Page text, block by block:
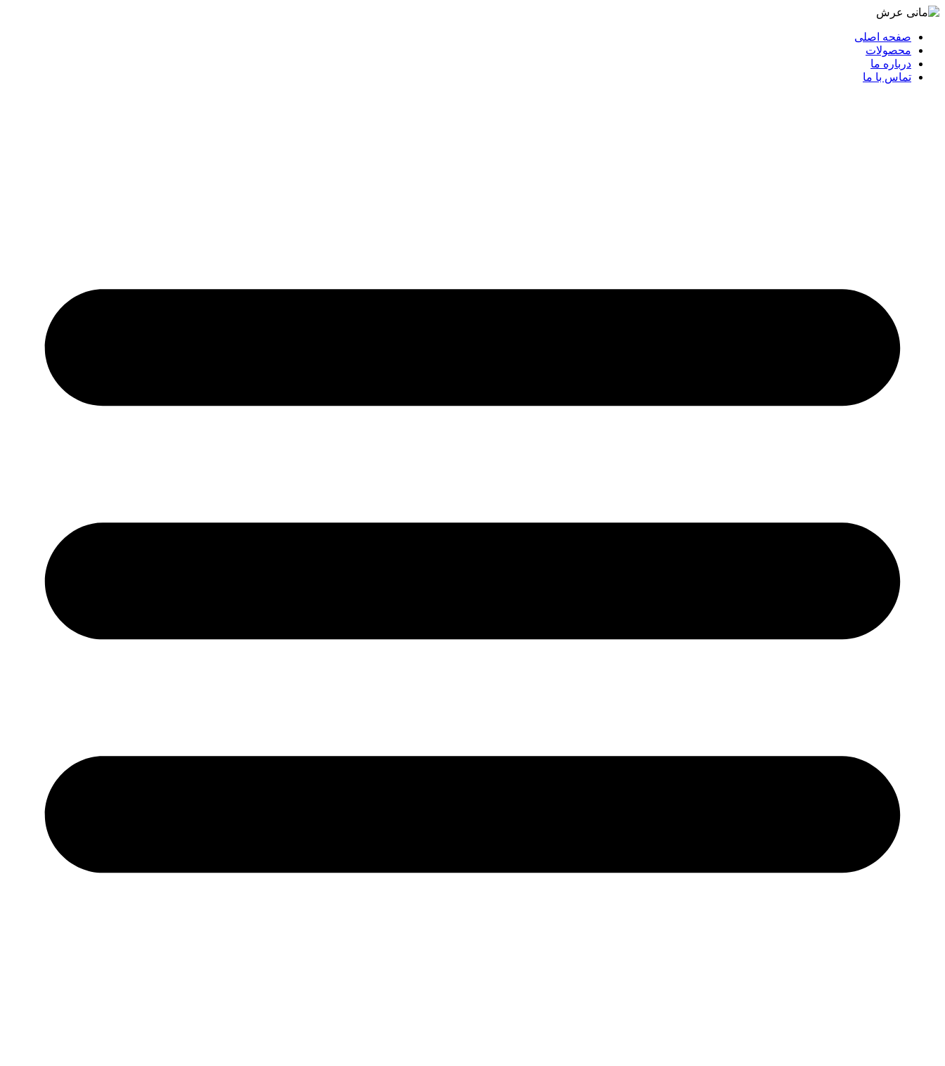
صفحه اصلی
محصولات
درباره ما
تماس با ما